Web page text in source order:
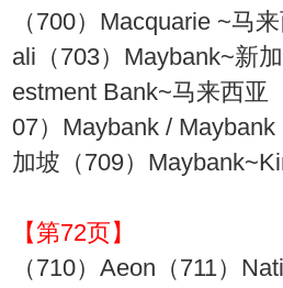
（700）Macquarie ~马
ali（703）Maybank~新
estment Bank~马来西亚
07）Maybank /
加坡（709）
【第72页】
（710）Aeon（711）